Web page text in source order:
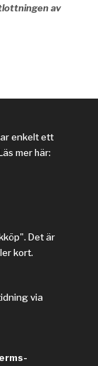
av
enkelt ett
mer här:
Det är
kort.
via